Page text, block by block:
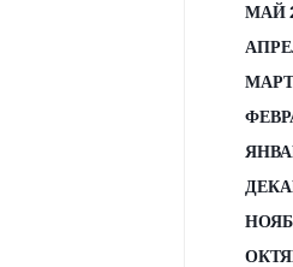
МАЙ
МАРТ